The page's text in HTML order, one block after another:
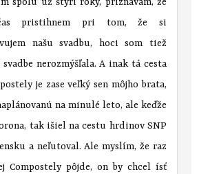
spolu už štyri roky, priznávam, že
pristihnem pri tom, že si
našu svadbu, hoci som tiež
nerozmýšľala. A inak tá cesta
je zase veľký sen môjho brata,
na minulé leto, ale keďže
tak išiel na cestu hrdinov SNP
a neľutoval. Ale myslím, že raz
Compostely pôjde, on by chcel ísť